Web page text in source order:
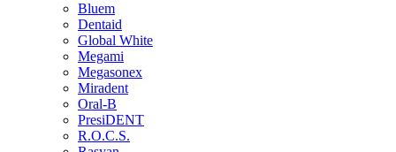
Bluem
Dentaid
Global White
Megami
Megasonex
Miradent
Oral-B
PresiDENT
R.O.C.S.